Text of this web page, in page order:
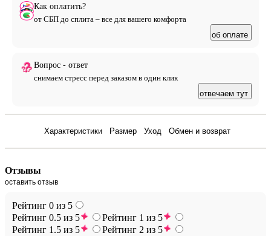
Как оплатить?
от СБП до сплита – все для вашего комфорта
об оплате
Вопрос - ответ
снимаем стресс перед заказом в один клик
отвечаем тут
Характеристики Размер Уход Обмен и возврат
Отзывы
оставить отзыв
Рейтинг 0 из 5
Рейтинг 0.5 из 5
Рейтинг 1 из 5
Рейтинг 1.5 из 5
Рейтинг 2 из 5